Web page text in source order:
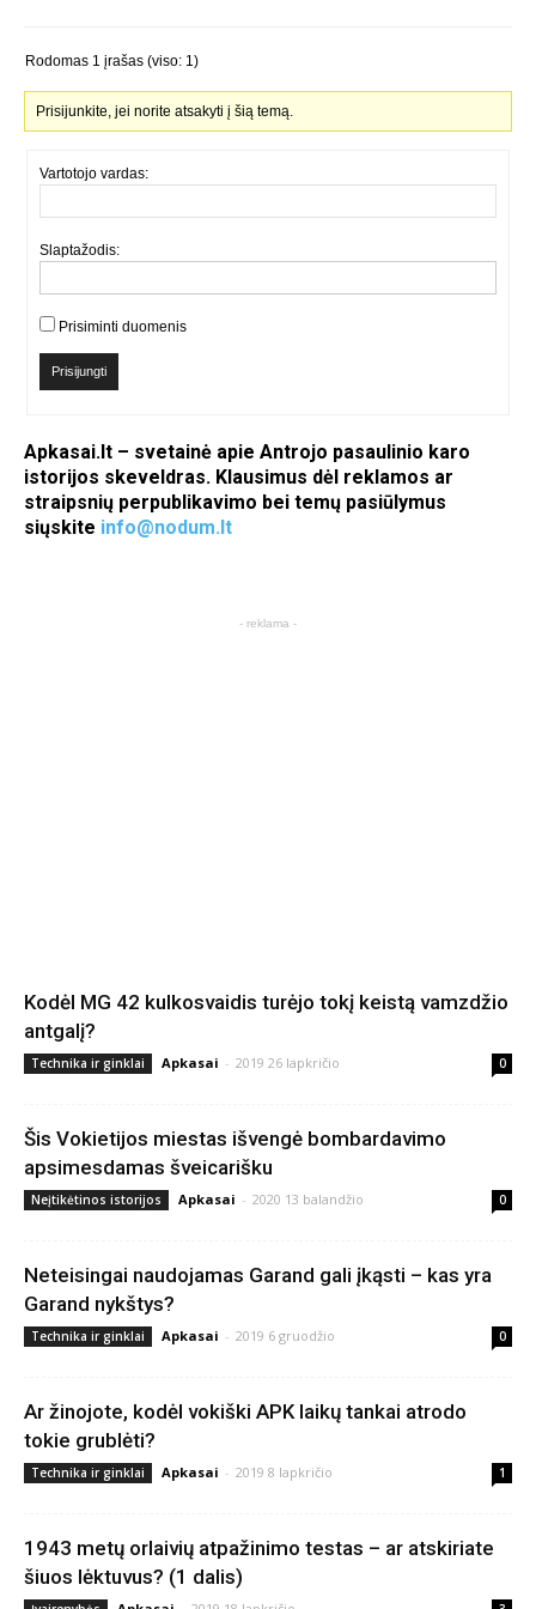
Rodomas 1 įrašas (viso: 1)
Prisijunkite, jei norite atsakyti į šią temą.
Vartotojo vardas:
Slaptažodis:
Prisiminti duomenis
Prisijungti
Apkasai.lt – svetainė apie Antrojo pasaulinio karo
istorijos skeveldras. Klausimus dėl reklamos ar
straipsnių perpublikavimo bei temų pasiūlymus
siųskite info@nodum.lt
- reklama -
Kodėl MG 42 kulkosvaidis turėjo tokį keistą vamzdžio
antgalį?
Technika ir ginklai Apkasai - 2019 26 lapkričio 0
Šis Vokietijos miestas išvengė bombardavimo
apsimesdamas šveicarišku
Neįtikėtinos istorijos Apkasai - 2020 13 balandžio 0
Neteisingai naudojamas Garand gali įkąsti – kas yra
Garand nykštys?
Technika ir ginklai Apkasai - 2019 6 gruodžio 0
Ar žinojote, kodėl vokiški APK laikų tankai atrodo
tokie grublėti?
Technika ir ginklai Apkasai - 2019 8 lapkričio 1
1943 metų orlaivių atpažinimo testas – ar atskiriate
šiuos lėktuvus? (1 dalis)